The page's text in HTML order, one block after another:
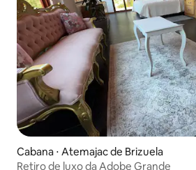
Cabana ⋅ Atemajac de Brizuela
Retiro de luxo da Adobe Grande